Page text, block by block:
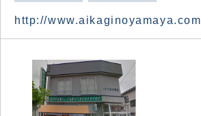
http://www.aikaginoyamaya.com